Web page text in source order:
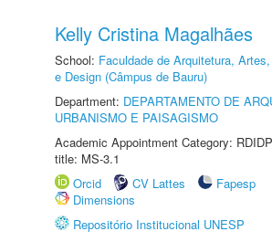
Kelly Cristina Magalhães
School: Faculdade de Arquitetura,
e Design (Câmpus de Bauru)
Department: DEPARTAMENTO DE
URBANISMO E PAISAGISMO
Academic Appointment Category:
title: MS-3.1
Orcid
CV Lattes
Fapesp
Dimensions
Repositório Institucional UNESP